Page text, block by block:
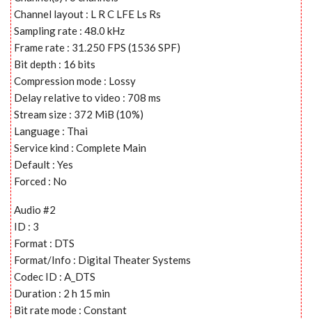
Channel layout : L R C LFE Ls Rs
Sampling rate : 48.0 kHz
Frame rate : 31.250 FPS (1536 SPF)
Bit depth : 16 bits
Compression mode : Lossy
Delay relative to video : 708 ms
Stream size : 372 MiB (10%)
Language : Thai
Service kind : Complete Main
Default : Yes
Forced : No
Audio #2
ID : 3
Format : DTS
Format/Info : Digital Theater Systems
Codec ID : A_DTS
Duration : 2 h 15 min
Bit rate mode : Constant